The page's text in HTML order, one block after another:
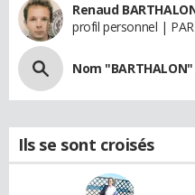
Renaud
profil personnel |
Nom "BARTHALON"
Ils se sont croisés